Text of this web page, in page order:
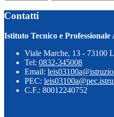
Contatti
Istituto Tecnico e Professionale
Viale Marche, 13 - 73100
Tel: 0832-345008
Email:
PEC:
C.F.: 80012240752